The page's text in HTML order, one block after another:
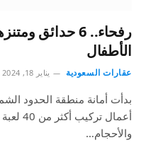
رفحاء.. 6
الأطفال
عقارات السعودية يناير 18, 2024
بدأت أمانة منطقة الحدود
أعمال
والأحجام…